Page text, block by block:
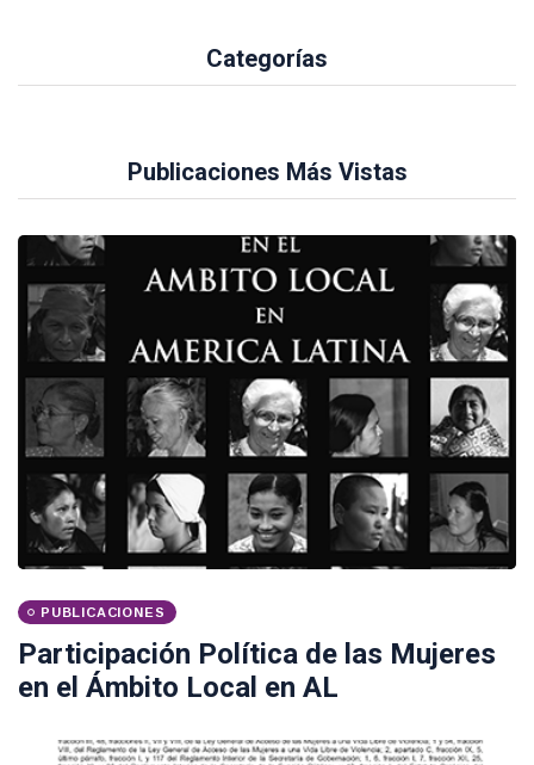
Categorías
Publicaciones Más Vistas
PUBLICACIONES
Participación Política de las Mujeres
en el Ámbito Local en AL